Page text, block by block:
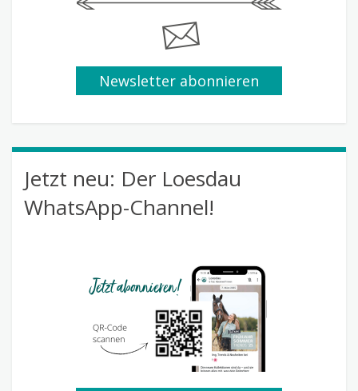
Newsletter abonnieren
Jetzt neu: Der Loesdau
WhatsApp-Channel!